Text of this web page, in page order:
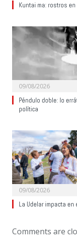
Kuntai ma: rostros en
09/08/2026
Péndulo doble: lo
política
09/08/2026
La Udelar impacta en
Comments are